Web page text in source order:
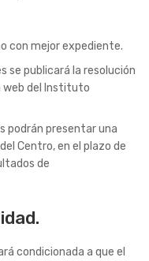
con mejor expediente.
se publicará la resolución
web del Instituto
podrán presentar una
Centro, en el plazo de
de
condicionada a que el